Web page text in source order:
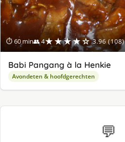
⏱ 60 min👥 4★★★★☆ 3.96 (108)
Babi Pangang à la Henkie
Avondeten & hoofdgerechten
💬